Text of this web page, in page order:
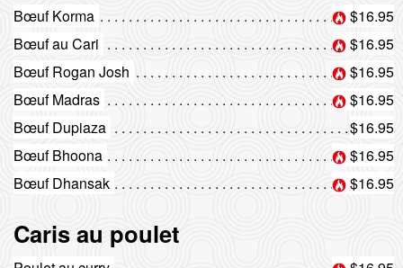
Bœuf Korma
$16.95
Bœuf au Cari
$16.95
Bœuf Rogan Josh
$16.95
Bœuf Madras
$16.95
Bœuf Dupiaza
$16.95
Bœuf Bhoona
$16.95
Bœuf Dhansak
$16.95
Caris au poulet